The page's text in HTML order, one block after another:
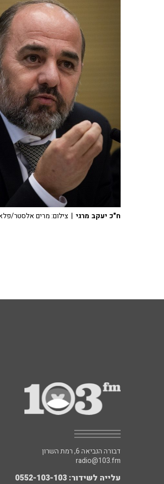
ח"כ יעקב מרגי | צילום: מרים אלסטר/
דבורה הנביאה 6, רמת השרון
radio@103.fm
עלייה לשידור: 0552-103-103